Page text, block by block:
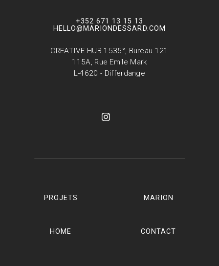
+352 671 13 15 13
HELLO@MARIONDESSARD.COM
PROJETS MARION
CREATIVE HUB 1535°, Bureau 121
115A, Rue Emile Mark
L-4620 - Differdange
HOME CONTACT